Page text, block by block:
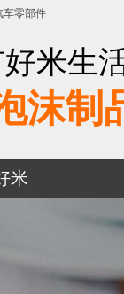
车零部件
米生
沫制
米